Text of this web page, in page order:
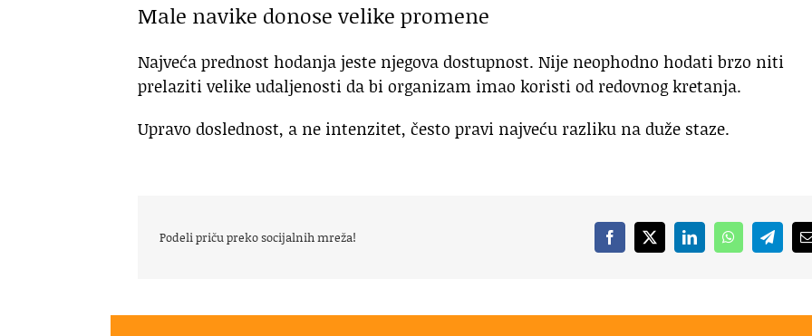
Male navike donose velike promene
Najveća prednost hodanja jeste njegova dostupnost. Nije neophodno hodati brzo niti
prelaziti velike udaljenosti da bi organizam imao koristi od redovnog kretanja.
Upravo doslednost, a ne intenzitet, često pravi najveću razliku na duže staze.
Podeli priču preko socijalnih mreža! Facebook
X LinkedInWhatsApp